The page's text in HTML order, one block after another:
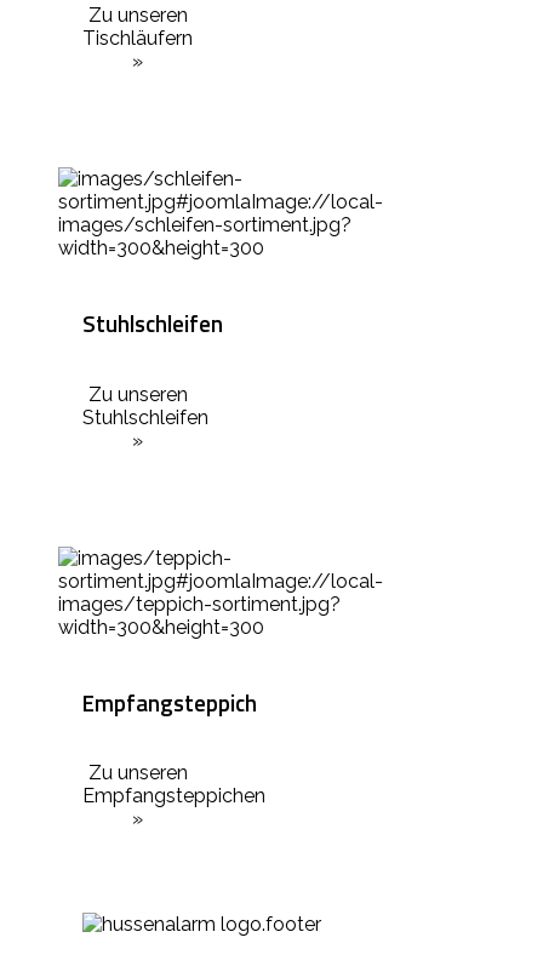
Zu unseren
Tischläufern
»
Stuhlschleifen
Zu unseren
Stuhlschleifen
»
Empfangsteppich
Zu unseren
Empfangsteppichen
»